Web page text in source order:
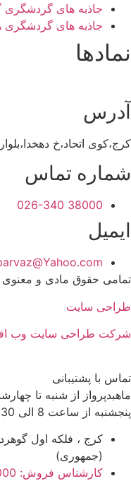
جاذبه های گردشگری
جاذبه های گردشگری
نمادها
آدرس
کرج،کوی اتحاد،خ
شماره تماس
38000 026-340
ایمیل
تمامی حقوق مادی و
طراحی سایت
شرکت طراحی سایت وب
تماس با پشتیبانی
پنجشنبه از ساعت 8 الی 13:30 پاسخگوی شما عزیزان می‌باشد.
کرج ، فلکه اول
(جمهوری)
کارشناس فروش: 38000 340-026